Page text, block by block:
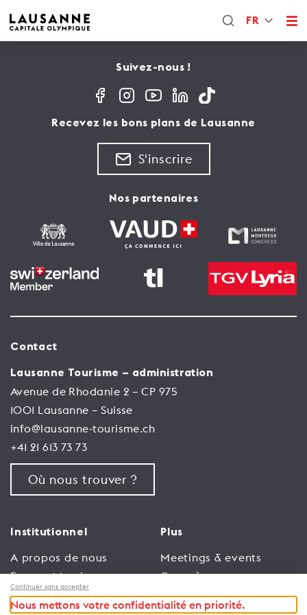
FR
Suivez-nous !
Recevez les bons plans de Lausanne
S'inscrire
Nos partenaires
Contact
Lausanne Tourisme – administration
Avenue de Rhodanie 2 – CP 975
1001 Lausanne – Suisse
info@lausanne-tourisme.ch
+41 21 613 73 73
Où nous trouver ?
Institutionnel
A propos de nous
Espace Membres
Emploi
Plus
Meetings & events
Congrès
Trade
Continuer sans accepter
Nous mettons votre confidentialité en priorité.